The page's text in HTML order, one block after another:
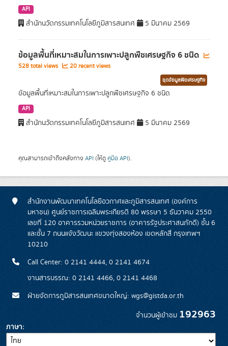
API
สำนักนวัตกรรมเทคโนโลยีภูมิสารสนเทศ 5 มีนาคม 2569
ข้อมูลพื้นที่เหมาะสมในการเพาะปลูกพืชเศรษฐกิจ 6 ชนิด
528 total views 20 recent views
ชุดข้อมูลพืชเศรษฐกิจ
ข้อมูลพื้นที่เหมาะสมในการเพาะปลูกพืชเศรษฐกิจ 6 ชนิด
API
สำนักนวัตกรรมเทคโนโลยีภูมิสารสนเทศ 5 มีนาคม 2569
คุณสามารถเข้าถึงคลังทาง API (ให้ดู คู่มือ API).
สำนักงานพัฒนาเทคโนโลยีอวกาศและภูมิสารสนเทศ (องค์การ
มหาชน) ศูนย์ราชการเฉลิมพระเกียรติ 80 พรรษา 5 ธันวาคม 2550
เลขที่ 120 อาคารรวมหน่วยราชการ (อาคารรัฐประศาสนภักดี) ชั้น 6
และชั้น 7 ถนนแจ้งวัฒนะ แขวงทุ่งสองห้อง เขตหลักสี่ กรุงเทพฯ
10210
Call Center: 0 2141 4444, 0 2141 4674
งานสารบรรณ: 0 2141 4466, 0 2141 4468
ฝ่ายจัดการภูมิสารสนเทศขนาดใหญ่: wgs@gistda.or.th
จำนวนผู้เข้าชม 192963
ภาษา